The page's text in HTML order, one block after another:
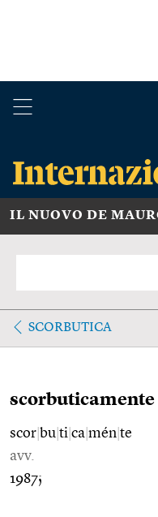
IL NUOVO DE
SCORBUTICA
scorbuticamente
scor bu ti ca mén te
avv.
1987;